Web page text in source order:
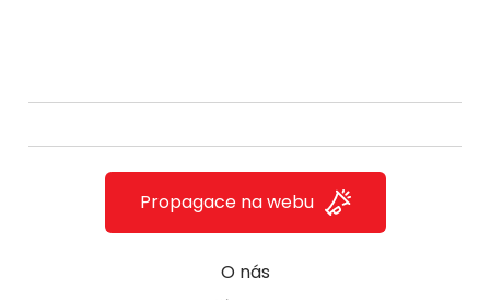
O nás
Propagace na webu